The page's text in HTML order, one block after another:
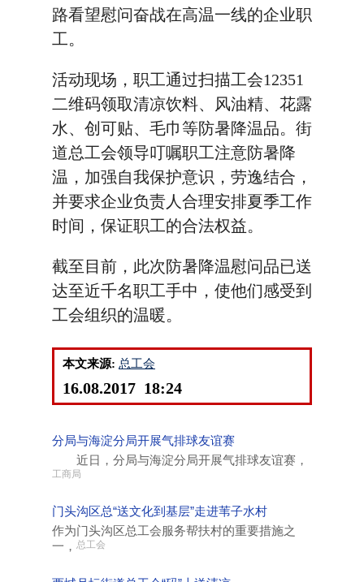
路看望慰问奋战在高温一线的企业职
工。
活动现场，职工通过扫描工会12351
二维码领取清凉饮料、风油精、花露
水、创可贴、毛巾等防暑降温品。街
道总工会领导叮嘱职工注意防暑降
温，加强自我保护意识，劳逸结合，
并要求企业负责人合理安排夏季工作
时间，保证职工的合法权益。
截至目前，此次防暑降温慰问品已送
达至近千名职工手中，使他们感受到
工会组织的温暖。
本文来源: 总工会
16.08.2017 18:24
分局与海淀分局开展气排球友谊赛
近日，分局与海淀分局开展气排球友谊赛，
工商局
门头沟区总“送文化到基层”走进苇子水村
作为门头沟区总工会服务帮扶村的重要措施之
一， 总工会